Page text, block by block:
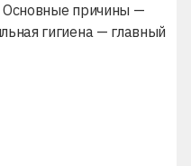
Основные причины —
гигиена — главный